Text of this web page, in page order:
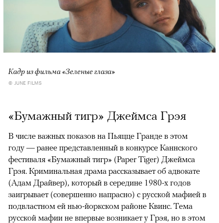
Кадр из фильма «Зеленые глаза»
© JUNE FILMS
«Бумажный тигр» Джеймса Грэя
В числе важных показов на Пьяцце Гранде в этом
году — ранее представленный в конкурсе Каннского
фестиваля «Бумажный тигр» (Paper Tiger) Джеймса
Грэя. Криминальная драма рассказывает об адвокате
(Адам Драйвер), который в середине 1980-х годов
заигрывает (совершенно напрасно) с русской мафией в
подвластном ей нью-йоркском районе Квинс. Тема
русской мафии не впервые возникает у Грэя, но в этом